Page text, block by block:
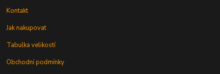
Kontakt
Jak nakupovat
Tabulka velikostí
Obchodní podmínky